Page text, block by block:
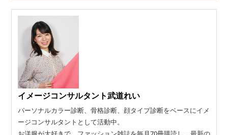
イメージコンサルタント武道れい
パーソナルカラー診断、骨格診断、顔タイプ診断をベースにイメ
ージコンサルタントとして活動中。